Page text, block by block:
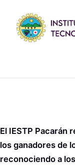
El IESTP Pacarán
los ganadores de
reconociendo a